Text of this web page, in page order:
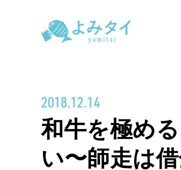
2018.12.14
和牛を極め
い〜師走は